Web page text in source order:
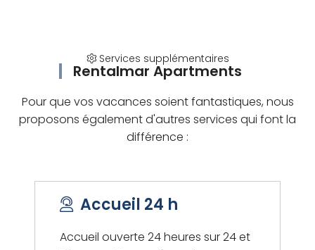
Services supplémentaires
Rentalmar Apartments
Pour que vos vacances soient fantastiques, nous
proposons également d'autres services qui font la
différence :
Accueil 24 h
Accueil ouverte 24 heures sur 24 et